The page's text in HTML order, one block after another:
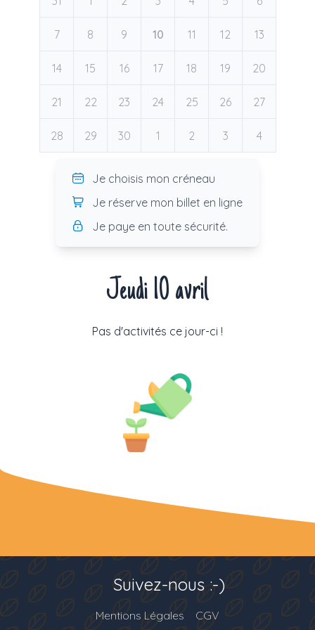
7 8 9 10 11 12 13
14 15 16 17 18 19 20
21 22 23 24 25 26 27
28 29 30 1 2 3 4
Je choisis mon créneau
Je réserve mon billet en ligne
Je paye en toute sécurité.
Jeudi 10 avril
Pas d'activités ce jour-ci !
Mentions Légales CGV
Suivez-nous :-)